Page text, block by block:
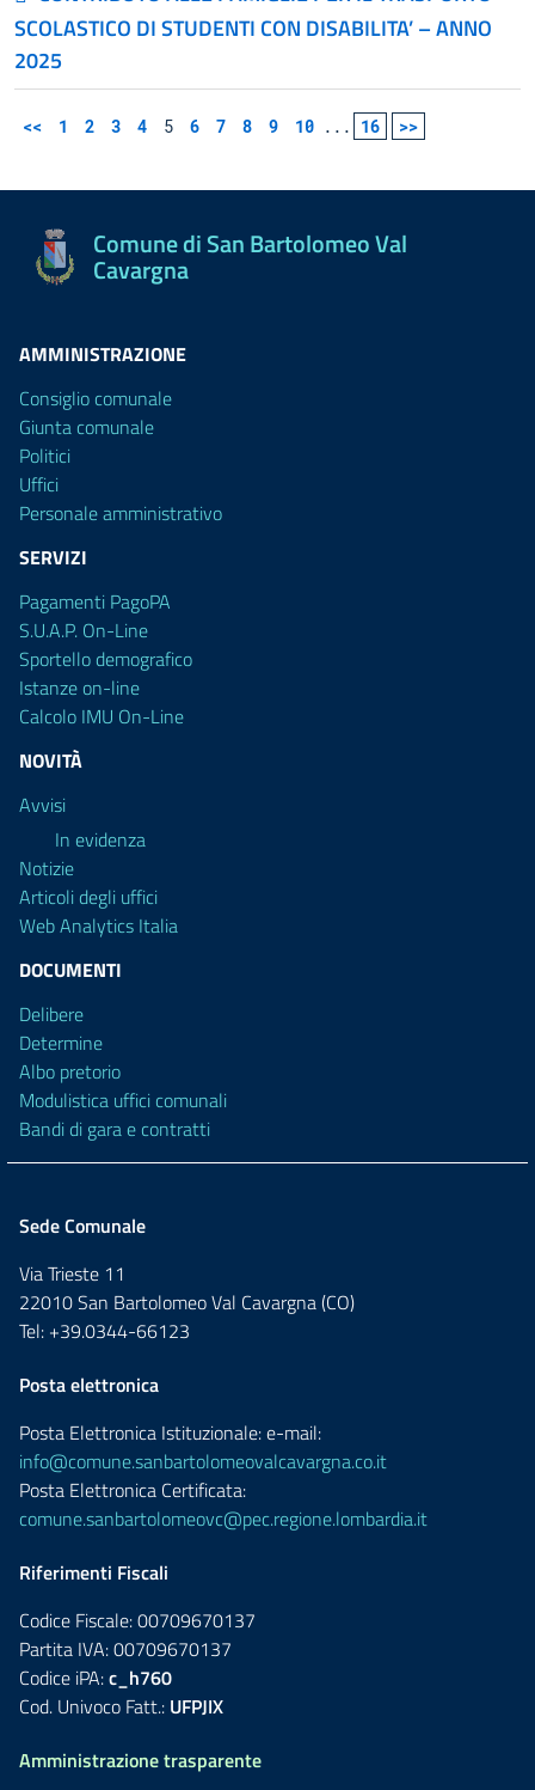
SCOLASTICO DI STUDENTI CON DISABILITA’ – ANNO
2025
<< 1 2 3 4 5 6 7 8 9 10 ... 16 >>
Comune di San Bartolomeo Val
Cavargna
AMMINISTRAZIONE
Consiglio comunale
Giunta comunale
Politici
Uffici
Personale amministrativo
SERVIZI
Pagamenti PagoPA
S.U.A.P. On-Line
Sportello demografico
Istanze on-line
Calcolo IMU On-Line
NOVITÀ
Avvisi
In evidenza
Notizie
Articoli degli uffici
Web Analytics Italia
DOCUMENTI
Delibere
Determine
Albo pretorio
Modulistica uffici comunali
Bandi di gara e contratti
Sede Comunale
Via Trieste 11
22010 San Bartolomeo Val Cavargna (CO)
Tel: +39.0344-66123
Posta elettronica
Posta Elettronica Istituzionale: e-mail:
info@comune.sanbartolomeovalcavargna.co.it
Posta Elettronica Certificata:
comune.sanbartolomeovc@pec.regione.lombardia.it
Riferimenti Fiscali
Codice Fiscale: 00709670137
Partita IVA: 00709670137
Codice iPA:c_h760
Cod. Univoco Fatt.: UFPJIX
Amministrazione trasparente